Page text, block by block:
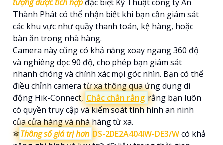
tượng được tích hợp đặc biệt Kỹ Thuật công ty An
Thành Phát có thể nhận biết khi bạn cần giám sát
các khu vực như quầy thanh toán, kệ hàng, hoặc
bàn ăn trong nhà hàng.
Camera này cũng có khả năng xoay ngang 360 độ
và nghiêng dọc 90 độ, cho phép bạn giám sát
nhanh chóng và chính xác mọi góc nhìn. Bạn có thể
điều chỉnh camera từ xa thông qua ứng dụng di
động Hik-Connect, Chắc chắn rằng rằng bạn luôn
có quyền truy cập và kiểm soát tình hình an ninh
của cửa hàng và nhà hàng từ xa.
❄Thông số giá trị hơn DS-2DE2A404IW-DE3/Wcó khả